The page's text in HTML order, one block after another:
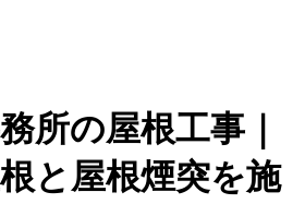
所の屋根工事｜
と屋根煙突を施